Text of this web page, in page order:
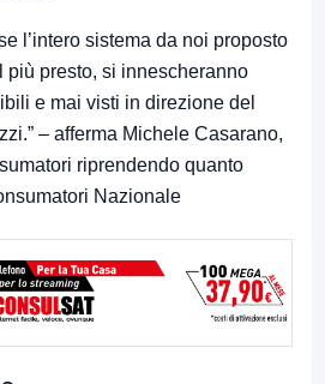
l’intero sistema da noi proposto
più presto, si innescheranno
e mai visti in direzione del
– afferma Michele Casarano,
riprendendo quanto
Nazionale